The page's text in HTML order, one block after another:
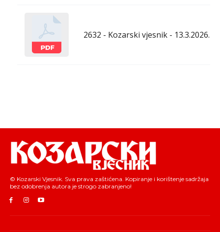
2632 - Kozarski vjesnik - 13.3.2026.
© Kozarski Vjesnik. Sva prava zaštićena. Kopiranje i korištenje sadržaja
bez odobrenja autora je strogo zabranjeno!